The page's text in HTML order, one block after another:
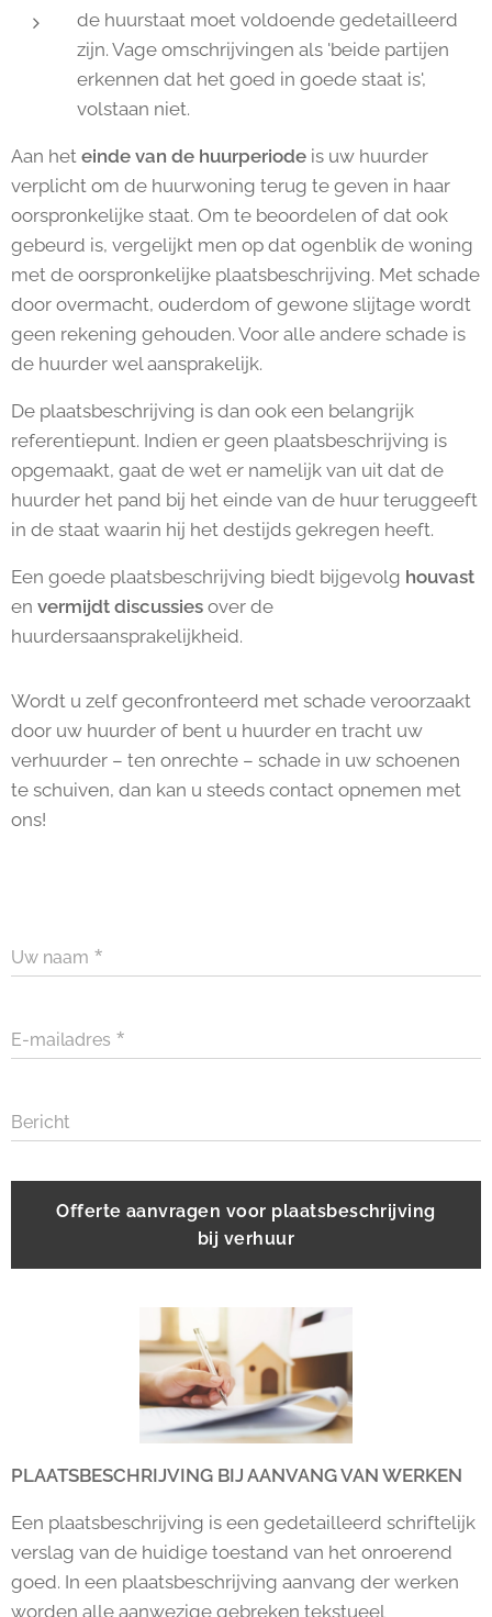
de huurstaat moet voldoende gedetailleerd
zijn. Vage omschrijvingen als 'beide partijen
erkennen dat het goed in goede staat is',
volstaan niet.
Aan het einde van de huurperiode is uw huurder
verplicht om de huurwoning terug te geven in haar
oorspronkelijke staat. Om te beoordelen of dat ook
gebeurd is, vergelijkt men op dat ogenblik de woning
met de oorspronkelijke plaatsbeschrijving. Met schade
door overmacht, ouderdom of gewone slijtage wordt
geen rekening gehouden. Voor alle andere schade is
de huurder wel aansprakelijk.
De plaatsbeschrijving is dan ook een belangrijk
referentiepunt. Indien er geen plaatsbeschrijving is
opgemaakt, gaat de wet er namelijk van uit dat de
huurder het pand bij het einde van de huur teruggeeft
in de staat waarin hij het destijds gekregen heeft.
Een goede plaatsbeschrijving biedt bijgevolg houvast
en vermijdt discussies over de
huurdersaansprakelijkheid.
Wordt u zelf geconfronteerd met schade veroorzaakt
door uw huurder of bent u huurder en tracht uw
verhuurder – ten onrechte – schade in uw schoenen
te schuiven, dan kan u steeds contact opnemen met
ons!
Uw naam
E-mailadres
Bericht
Offerte aanvragen voor plaatsbeschrijving
bij verhuur
PLAATSBESCHRIJVING BIJ AANVANG VAN WERKEN
Een plaatsbeschrijving is een gedetailleerd schriftelijk
verslag van de huidige toestand van het onroerend
goed. In een plaatsbeschrijving aanvang der werken
worden alle aanwezige gebreken tekstueel